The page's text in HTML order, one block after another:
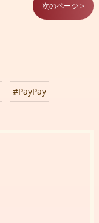
次のページ >
#PayPay